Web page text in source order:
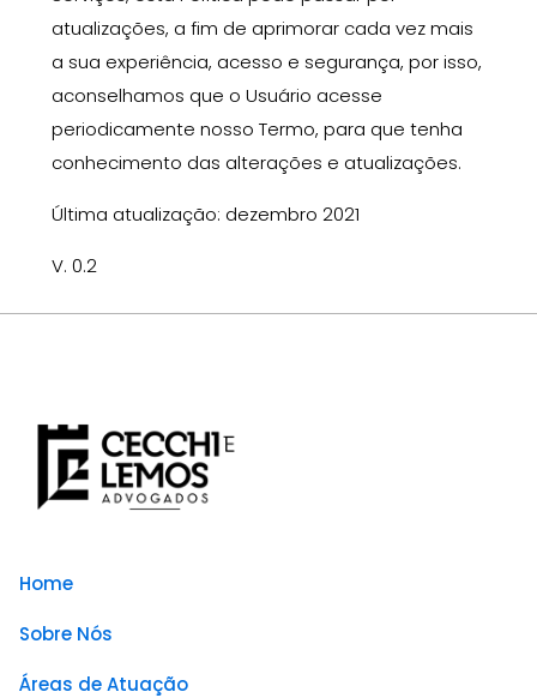
atualizações, a fim de aprimorar cada vez mais
a sua experiência, acesso e segurança, por isso,
aconselhamos que o Usuário acesse
periodicamente nosso Termo, para que tenha
conhecimento das alterações e atualizações.
Última atualização: dezembro 2021
V. 0.2
Home
Sobre Nós
Áreas de Atuação